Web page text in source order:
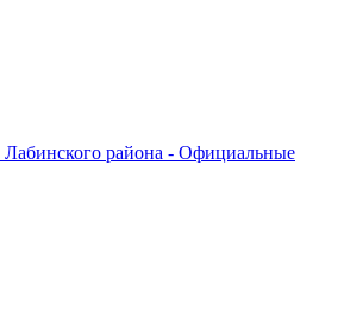
района - Официальные